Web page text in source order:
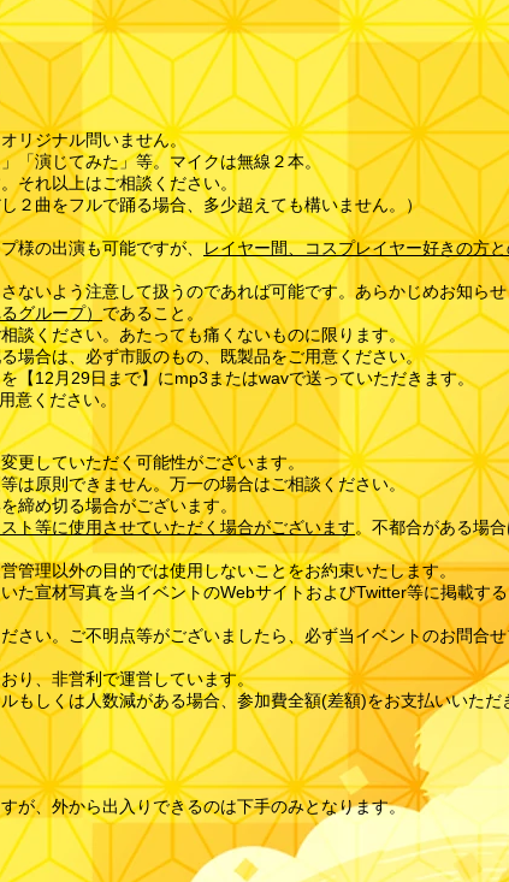
リジナル問いません。
「演じてみた」等。マイクは無線２本。
それ以上はご相談ください。
２曲をフルで踊る場合、多少超えても構いません。
）
様の出演も可能ですが、レイヤー間、コスプレイヤー好きの方
ないよう注意して扱うのであれば可能です。あらかじめお知らせ
グループ）であること。
談ください​。あたっても痛くないものに限ります。
場合は、必ず市販のもの、既製品をご用意ください。
【12月29日まで】にmp3またはwavで送っていただきます。
意ください。​
更していただく可能性がございます。
は原則できません。万一の場合はご相談ください。
締め切る場合がございます。
ト等に使用させていただく場合がございます。不都合がある場
管理以外の目的では使用しないことをお約束いたします。
た宣材写真を当イベントのWebサイトおよびTwitter等に掲載す
さい。ご不明点等がございましたら、必ず当イベントのお問合
り、非営利で運営しています。
もしくは人数減がある場合、参加費全額(差額)をお支払いいただ
が、外から出入りできるのは下手のみとなります。